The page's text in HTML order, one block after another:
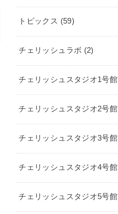
トピックス (59)
チェリッシュラボ (2)
チェリッシュスタジオ1号館
チェリッシュスタジオ2号館
チェリッシュスタジオ3号館
チェリッシュスタジオ4号館
チェリッシュスタジオ5号館